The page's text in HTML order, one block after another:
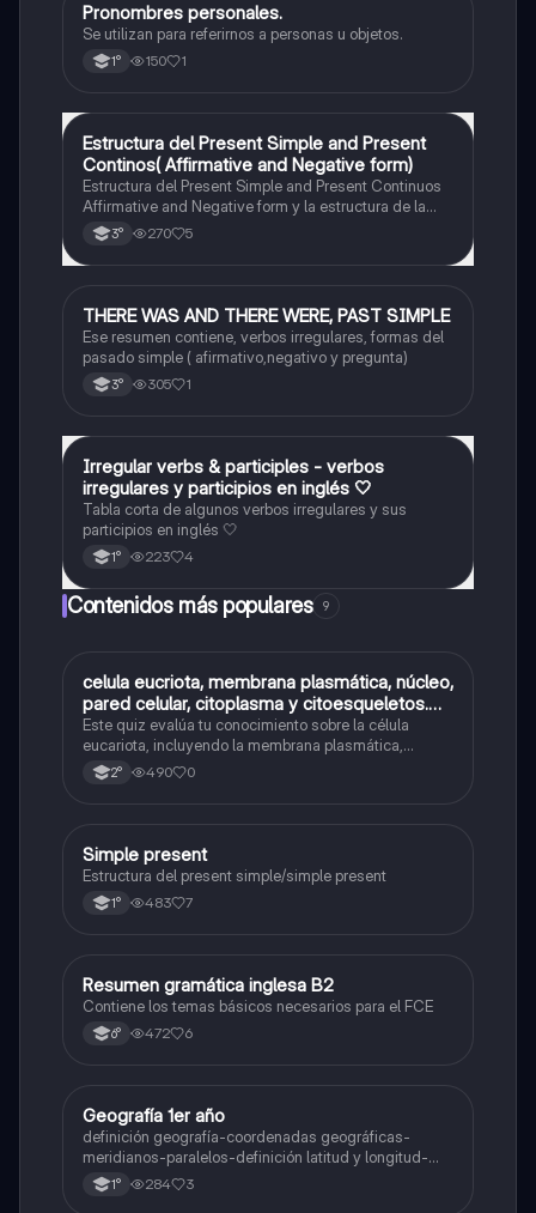
Inglés
Pronombres personales.
Se utilizan para referirnos a personas u objetos.
1° 150 1
Inglés
Estructura del Present Simple and Present
Continos( Affirmative and Negative form)
Estructura del Present Simple and Present Continuos
Affirmative and Negative form y la estructura de la
pregunta con todas las personas.
3° 270 5
Inglés THERE WAS AND THERE WERE, PAST SIMPLE
Ese resumen contiene, verbos irregulares, formas del
pasado simple ( afirmativo,negativo y pregunta)
3° 305 1
Inglés
Irregular verbs & participles - verbos
irregulares y participios en inglés 🤍
Tabla corta de algunos verbos irregulares y sus
participios en inglés 🤍
1° 223 4
Contenidos más populares 9
CBiología
celula eucriota, membrana plasmática, núcleo,
pared celular, citoplasma y citoesqueletos.
nombre se las partes de la celula eucariota
Este quiz evalúa tu conocimiento sobre la célula
eucariota, incluyendo la membrana plasmática,
núcleo, pared celular, citoplasma y citoesqueleto.
2° 490 0
Inglés
Simple present
Estructura del present simple/simple present
1° 483 7
Inglés
Resumen gramática inglesa B2
Contiene los temas básicos necesarios para el FCE
6° 472 6
Geografía
Geografía 1er año
definición geografía-coordenadas geográficas-
meridianos-paralelos-definición latitud y longitud-
elementos del mapa-definición mapa-localización
relativa y absoluta
1° 284 3